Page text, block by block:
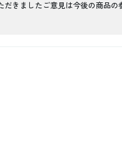
きましたご意見は今後の商品